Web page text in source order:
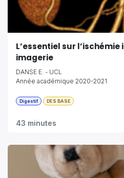
L’essentiel sur
imagerie
DANSE E. - UCL
Année académique 2020-2021
Digestif DES BASE
43 minutes